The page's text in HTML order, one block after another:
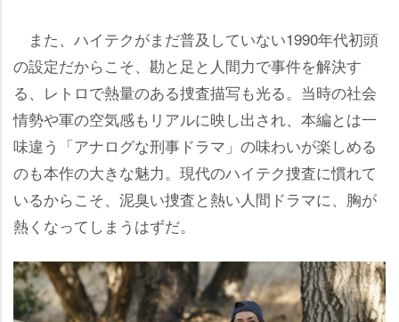
また、ハイテクがまだ普及していない1990年代初頭
の設定だからこそ、勘と足と人間力で事件を解決す
る、レトロで熱量のある捜査描写も光る。当時の社会
情勢や軍の空気感もリアルに映し出され、本編とは一
味違う「アナログな刑事ドラマ」の味わいが楽しめる
のも本作の大きな魅力。現代のハイテク捜査に慣れて
いるからこそ、泥臭い捜査と熱い人間ドラマに、胸が
熱くなってしまうはずだ。